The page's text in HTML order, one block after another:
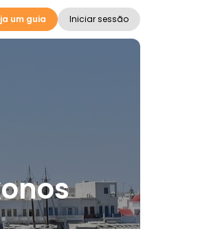
um guia Iniciar sessão